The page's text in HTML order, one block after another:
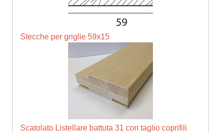
Stecche per griglie 59x15
Scatolato Listellare battuta 31 con taglio coprifili